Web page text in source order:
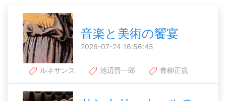
音楽と美術の饗宴
2026-07-24 16:56:45
ルネサンス 池辺晋一郎 青柳正規